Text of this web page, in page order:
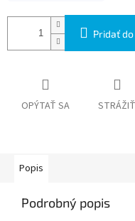
Pridať
OPÝTAŤ SA STRÁŽIŤ
Popis
Podrobný popis